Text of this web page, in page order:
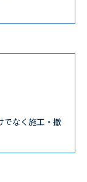
でなく施工・撤